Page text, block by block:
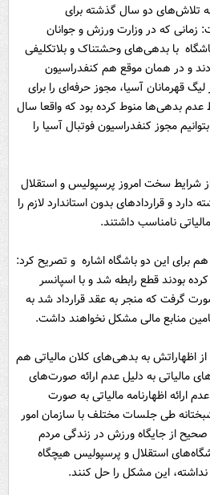
تلاش‌های دو سال گذشته برای
باشگاه، گفت: زمانی که در وزارت ورزش و جوانان
با بدهی‌های وحشتناک و بلاتکلیفی
و در همان موقع هم کنفدراسیون
قهرمانان آسیا، مجوز حرفه‌ای را برای
عدم بدهی‌ها منوط کرده بود که واقعا سال
مجوز کنفدراسیون فوتبال آسیا را
از شرایط سخت امروز پرسپولیس و استقلال
و قراردادهای بدون استاندارد لازم را
نامناسب داشتند.
برای این دو باشگاه اشاره ‌و تصریح کرد:
بودند قطع رابطه شد و با اسپانسر
گرفت که منجر به عقد قرارداد شد به
اظهاراتش به بدهی‌های کلان مالیاتی هم
مالیاتی به دلیل عدم ارائه صورت‌های
ارائه اظهارنامه مالیاتی به صورت
طی جلسات مختلف با سازمان امور
صحیح از جایگاه ورزش در زندگی مردم
استقلال و پرسپولیس هیچگاه
نداشته، این مشکل را حل کنند.